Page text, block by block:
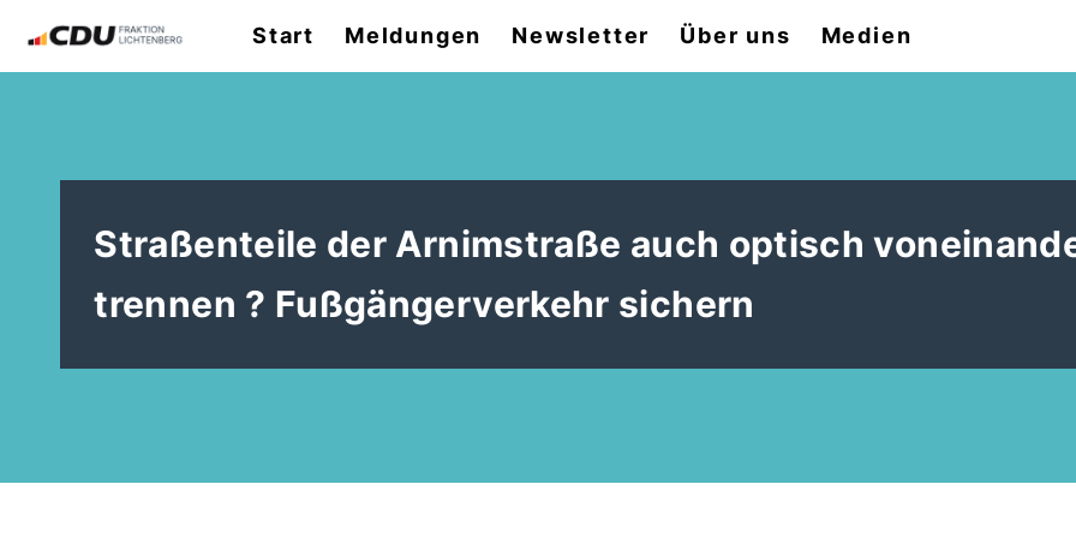
Start Meldungen Newsletter Über uns Medien
Straßenteile der Arnimstraße auch optisch
trennen ? Fußgängerverkehr sichern